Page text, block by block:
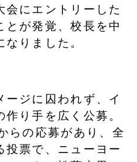
会にエントリーした
とが発覚、校長を中
りました。
ージに囚われず、イ
り手を広く公募。
らの応募があり、全
投票で、ニューヨー